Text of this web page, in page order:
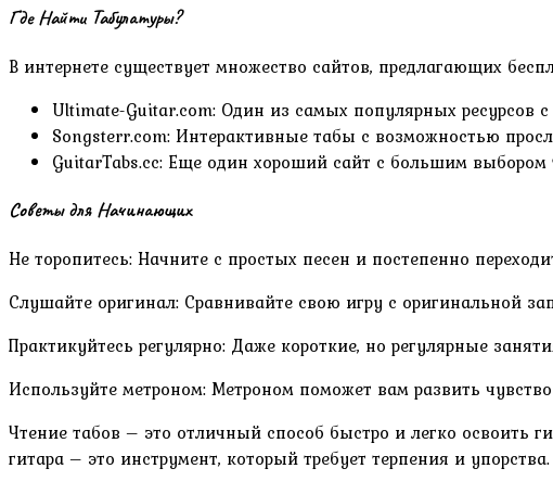
Где Найти Табулатуры?
В интернете существует множество сайтов, предлагающих
Ultimate-Guitar.com: Один из самых популярных ресурсов
Songsterr.com: Интерактивные табы с возможностью
GuitarTabs.cc: Еще один хороший сайт с большим выбором
Советы для Начинающих
Не торопитесь: Начните с простых песен и постепенно
Слушайте оригинал: Сравнивайте свою игру с оригинальной
Практикуйтесь регулярно: Даже короткие, но регулярные
Используйте метроном: Метроном поможет вам развить
Чтение табов – это отличный способ быстро и легко освоить
гитара – это инструмент, который требует терпения и